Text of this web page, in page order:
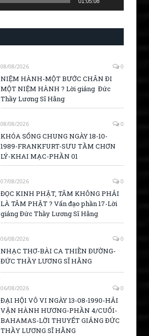
08/08/2026 0
NIỆM HÀNH-MỘT BƯỚC CHÂN ĐI
MỘT NIỆM HÀNH ? Lời giảng Đức
Thầy Lương Sĩ Hằng
08/08/2026 0
KHÓA SỐNG CHUNG NGÀY 18-10-
1989-FRANKFURT-SƯU TẦM CHƠN
LÝ-KHAI MẠC-PHẦN 01
07/08/2026 0
ĐỌC KINH PHẬT, TÂM KHÔNG PHẢI
LÀ TÂM PHẬT ? Vấn đạo phần 17-Lời
giảng Đức Thầy Lương Sĩ Hằng
06/08/2026 0
NHẠC THƠ-BÀI CA THIỀN ĐƯỜNG-
ĐỨC THẦY LƯƠNG SĨ HẰNG
06/08/2026 0
ĐẠI HỘI VÔ VI NGÀY 13-08-1990-HẢI
VẬN HÀNH HƯƠNG-PHẦN 4/CUỐI-
BAHAMAS-LỜI THUYẾT GIẢNG ĐỨC
THẦY LƯƠNG SĨ HẰNG